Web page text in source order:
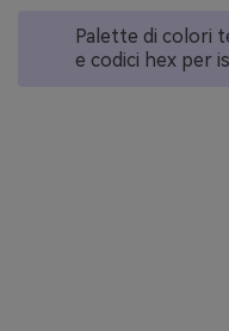
Palette di colori
e codici hex per